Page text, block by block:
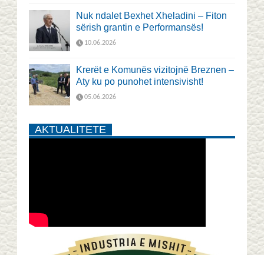
Nuk ndalet Bexhet Xheladini – Fiton
sërish grantin e Performansës!
10.06.2026
Krerët e Komunës vizitojnë Breznen –
Aty ku po punohet intensivisht!
05.06.2026
AKTUALITETE